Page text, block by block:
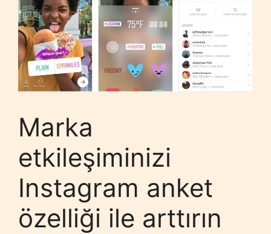
Marka
etkileşiminizi
Instagram anket
özelliği ile arttırın